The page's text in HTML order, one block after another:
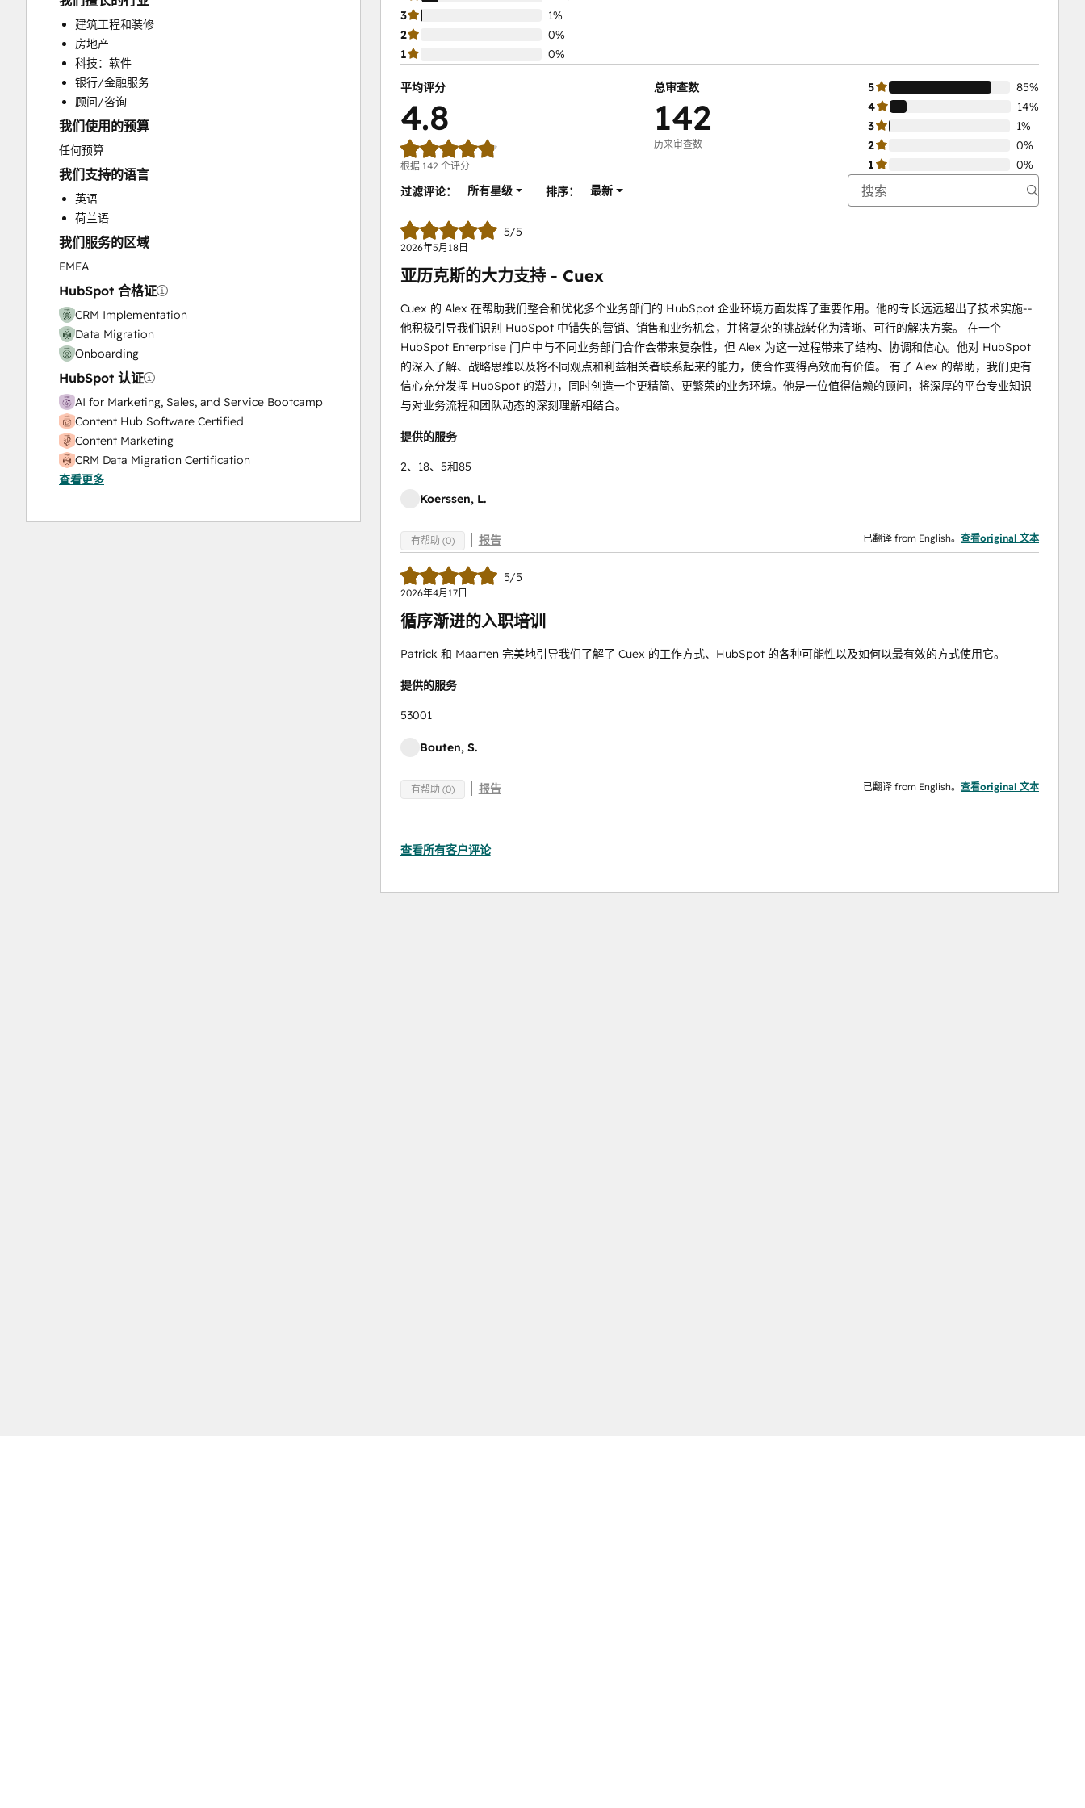
Custom API Integrations
Customer Marketing
Customer Success Training
Customer Support Training
Customer Survey and Analysis
Email Marketing
Full Inbound Marketing Services
Help Desk Implementation
Knowledge Base Development
Paid Advertising
Programmable Automation
Sales and Marketing Alignment
Sales Coaching and Training
Sales Enablement
Website Design
Website Development
Website Migration
建筑工程和装修
房地产
科技：软件
银行/金融服务
顾问/咨询
我们使用的预算
任何预算
我们支持的语言
英语
荷兰语
我们服务的区域
EMEA
HubSpot 合格证
CRM Implementation
Data Migration
Onboarding
HubSpot 认证
AI for Marketing, Sales, and Service Bootcamp
Content Hub Software Certified
Content Marketing
CRM Data Migration Certification
Data Integrations Certification
Digital Marketing
查看更多
3
1%
2
0%
1
0%
平均评分
4.8
根据 142 个评分
总审查数
142
历来审查数
5
85%
4
14%
3
1%
2
0%
1
0%
过滤评论：
所有星级 排序： 最新
5/5
2026年5月18日
亚历克斯的大力支持 - Cuex
Cuex 的 Alex 在帮助我们整合和优化多个业务部门的 HubSpot 企业环境方面发挥了重要作用。他的专长远远超出了技术实施--
他积极引导我们识别 HubSpot 中错失的营销、销售和业务机会，并将复杂的挑战转化为清晰、可行的解决方案。 在一个
HubSpot Enterprise 门户中与不同业务部门合作会带来复杂性，但 Alex 为这一过程带来了结构、协调和信心。他对 HubSpot
的深入了解、战略思维以及将不同观点和利益相关者联系起来的能力，使合作变得高效而有价值。 有了 Alex 的帮助，我们更有
信心充分发挥 HubSpot 的潜力，同时创造一个更精简、更繁荣的业务环境。他是一位值得信赖的顾问，将深厚的平台专业知识
与对业务流程和团队动态的深刻理解相结合。
提供的服务
2、18、5和85
Koerssen, L.
有帮助 (0) 报告 已翻译 from English。 查看original 文本
5/5
2026年4月17日
循序渐进的入职培训
Patrick 和 Maarten 完美地引导我们了解了 Cuex 的工作方式、HubSpot 的各种可能性以及如何以最有效的方式使用它。
提供的服务
53001
Bouten, S.
有帮助 (0) 报告 已翻译 from English。 查看original 文本
查看所有客户评论